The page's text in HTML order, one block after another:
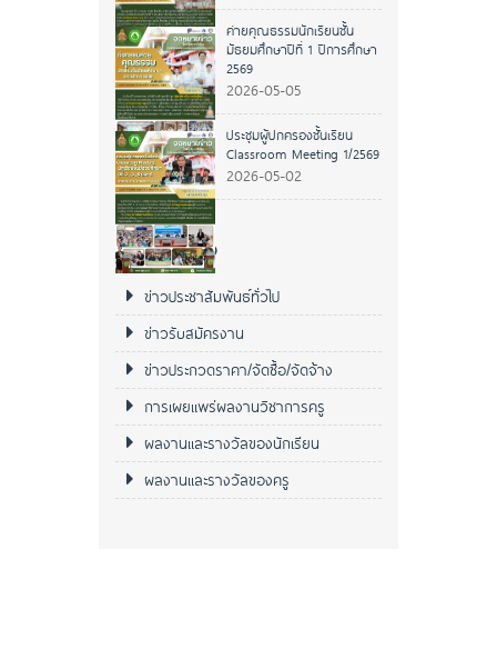
ค่ายคุณธรรมนักเรียนชั้น
มัธยมศึกษาปีที่ 1 ปีการศึกษา
2569
2026-05-05
ประชุมผู้ปกครองชั้นเรียน
Classroom Meeting 1/2569
2026-05-02
หมวดหมู่ข่าว
ข่าวประชาสัมพันธ์ทั่วไป
ข่าวรับสมัครงาน
ข่าวประกวดราคา/จัดซื้อ/จัดจ้าง
การเผยแพร่ผลงานวิชาการครู
ผลงานและรางวัลของนักเรียน
ผลงานและรางวัลของครู